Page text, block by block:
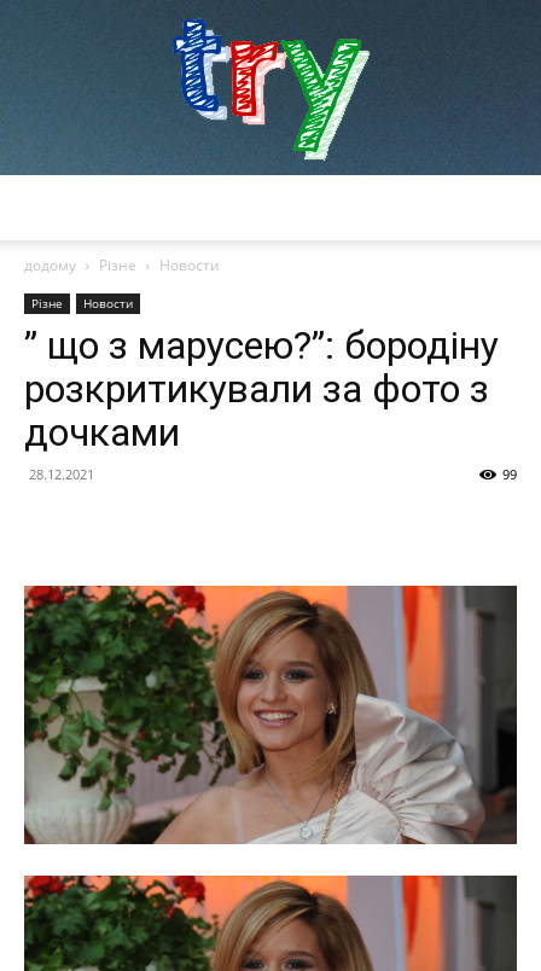
додому
Різне Новости
Різне Новости
” що з марусею?”: бородіну
розкритикували за фото з
дочками
28.12.2021 99